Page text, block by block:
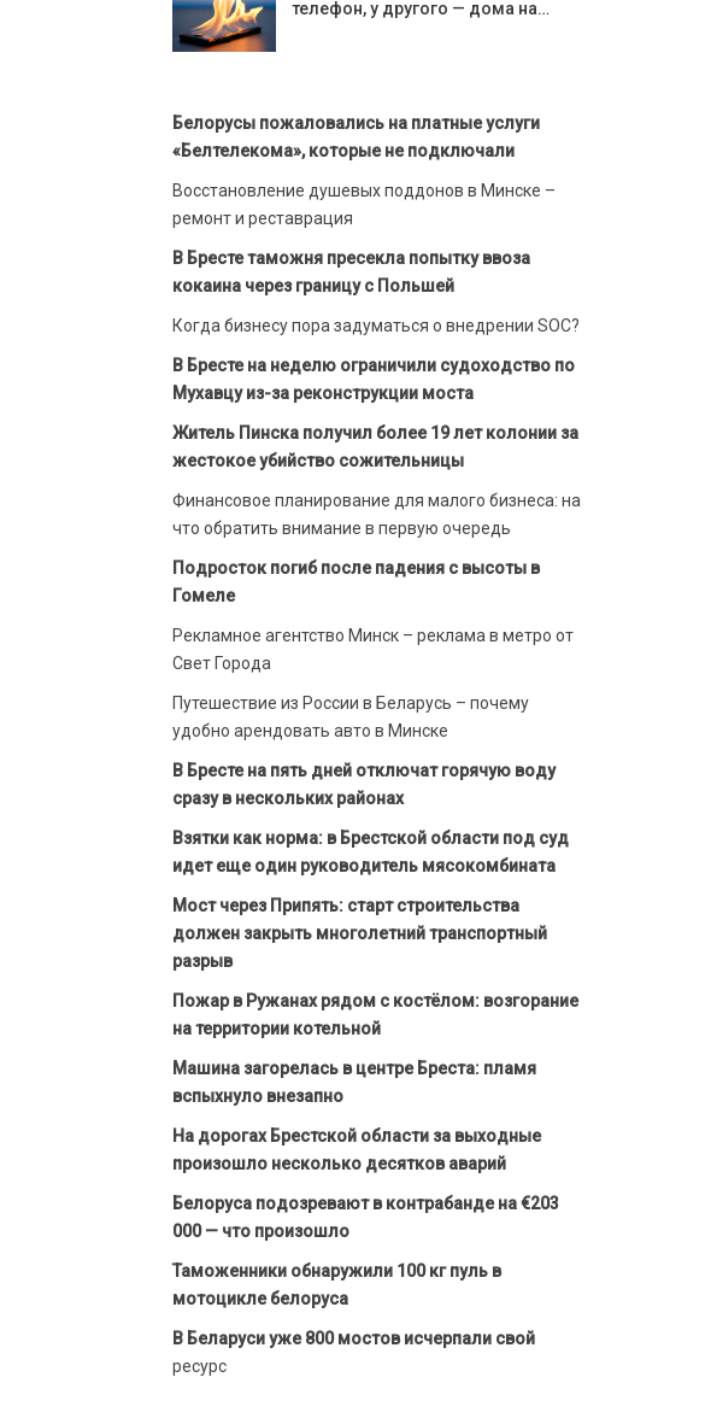
телефон, у другого — дома на…
Белорусы пожаловались на платные услуги
«Белтелекома», которые не подключали
Восстановление душевых поддонов в Минске –
ремонт и реставрация
В Бресте таможня пресекла попытку ввоза
кокаина через границу с Польшей
Когда бизнесу пора задуматься о внедрении SOC?
В Бресте на неделю ограничили судоходство по
Мухавцу из-за реконструкции моста
Житель Пинска получил более 19 лет колонии за
жестокое убийство сожительницы
Финансовое планирование для малого бизнеса: на
что обратить внимание в первую очередь
Подросток погиб после падения с высоты в
Гомеле
Рекламное агентство Минск – реклама в метро от
Свет Города
Путешествие из России в Беларусь – почему
удобно арендовать авто в Минске
В Бресте на пять дней отключат горячую воду
сразу в нескольких районах
Взятки как норма: в Брестской области под суд
идет еще один руководитель мясокомбината
Мост через Припять: старт строительства
должен закрыть многолетний транспортный
разрыв
Пожар в Ружанах рядом с костёлом: возгорание
на территории котельной
Машина загорелась в центре Бреста: пламя
вспыхнуло внезапно
На дорогах Брестской области за выходные
произошло несколько десятков аварий
Белоруса подозревают в контрабанде на €203
000 — что произошло
Таможенники обнаружили 100 кг пуль в
мотоцикле белоруса
В Беларуси уже 800 мостов исчерпали свой
ресурс